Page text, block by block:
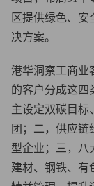
区提供绿色、
决方案。
港华洞察工商业
的客户分成这四
主设定双碳目标
团；二，供应链
型企业；三，八
建材、钢铁、有